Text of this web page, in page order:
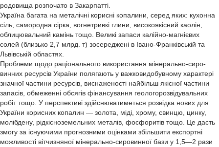
родовища розпочато в Закарпатті.
Україна багата на металічні корисні копалини, серед яких: кухонна
сіль, самородна сірка, вогнетривкі глини, високоякісний каолін,
облицювальний камінь тощо. Великі запаси калійно-магнієвих
солей (близько 2,7 млрд. т) зосереджені в Івано-Франківській та
Львівській областях.
Проблеми щодо раціонального використання мінерально-сиро-
винних ресурсів України полягають у важковидобувному характері
значної частини ресурсів, виснаженості найбільш якісної частини
запасів, обмеженні обсягів фінансування геологорозвідувальних
робіт тощо. У перспективі здійснюватиметься розвідка нових для
України корисних копалин — золота, міді, хрому, свинцю, цинку,
молібдену, рідкісноземельних металів, фосфоритів тощо. Це дасть
змогу за існуючими прогнозними оцінками збільшити експортні
можливості вітчизняної мінерально-сировинної бази у 1,5—2 рази